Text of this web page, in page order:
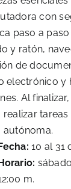
con
paso a
y ratón,
de
electrónico y
Al
realizar
autónoma.
10 al 31
m.